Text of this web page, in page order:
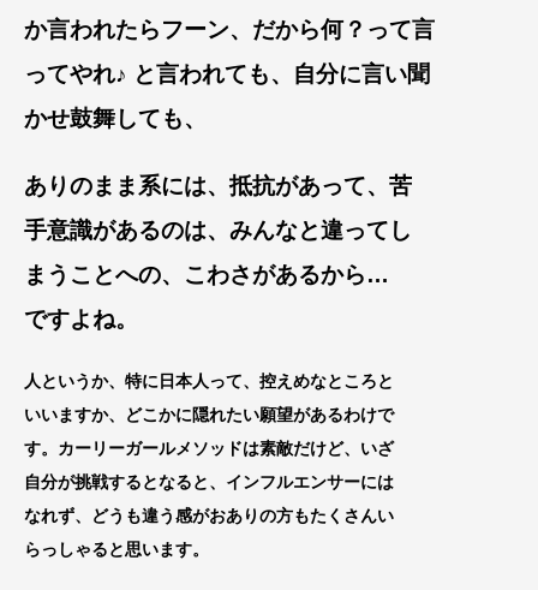
か言われたらフーン、だから何？って言
ってやれ♪ と言われても、自分に言い聞
かせ鼓舞しても、
ありのまま系には、抵抗があって、苦
手意識があるのは、みんなと違ってし
まうことへの、こわさがあるから…
ですよね。
人というか、特に日本人って、控えめなところと
いいますか、どこかに隠れたい願望があるわけで
す。カーリーガールメソッドは素敵だけど、いざ
自分が挑戦するとなると、インフルエンサーには
なれず、どうも違う感がおありの方もたくさんい
らっしゃると思います。